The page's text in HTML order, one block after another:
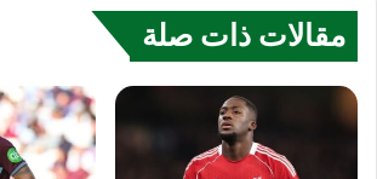
مقالات ذات صلة